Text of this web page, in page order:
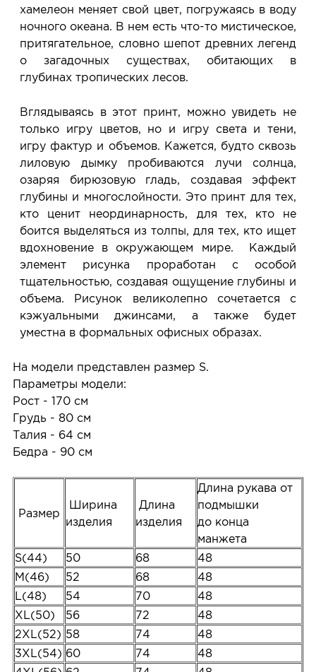
хамелеон меняет свой цвет, погружаясь в воду
ночного океана. В нем есть что-то мистическое,
притягательное, словно шепот древних легенд
о загадочных существах, обитающих в
глубинах тропических лесов.
Вглядываясь в этот принт, можно увидеть не
только игру цветов, но и игру света и тени,
игру фактур и объемов. Кажется, будто сквозь
лиловую дымку пробиваются лучи солнца,
озаряя бирюзовую гладь, создавая эффект
глубины и многослойности. Это принт для тех,
кто ценит неординарность, для тех, кто не
боится выделяться из толпы, для тех, кто ищет
вдохновение в окружающем мире. Каждый
элемент рисунка проработан с особой
тщательностью, создавая ощущение глубины и
объема. Рисунок великолепно сочетается с
кэжуальными джинсами, а также будет
уместна в формальных офисных образах.
На модели представлен размер S.
Параметры модели:
Рост - 170 см
Грудь - 80 см
Талия - 64 см
Бедра - 90 см
Размер
Ширина
изделия
Длина
изделия
Длина рукава от
подмышки
до конца
манжета
S(44)
50 68
48
M(46)
52 68
48
L(48)
54 70
48
XL(50)
56 72
48
2XL(52) 58 74
48
3XL(54) 60 74
48